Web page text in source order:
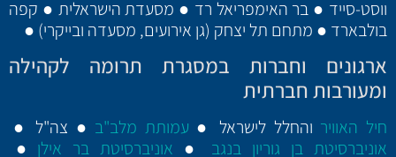
ווסט-סייד ● בר האימפריאל רד ● מסעדת הישראלית ● קפה
בולבארד ● מתחם תל יצחק (גן אירועים, מסעדה ובייקרי) ●
ארגונים וחברות במסגרת תרומה לקהילה
ומעורבות חברתית
חיל האוויר והחלל לישראל ● עמותת מלב"ב ● צה"ל ●
אוניברסיטת בן גוריון בנגב ● אוניברסיטת בר אילן ●